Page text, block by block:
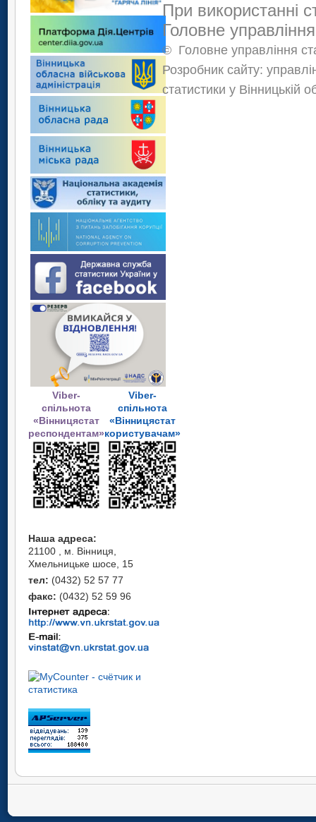
Viber-
спільнота
«Вінницястат
респондентам»
Viber-
спільнота
«Вінницястат
користувачам»
Наша адреса:
21100 , м. Вінниця,
Хмельницьке шосе, 15
тел: (0432) 52 57 77
факс: (0432) 52 59 96
При використанні
Головне
© Головне управління
Розробник сайту:
статистики у Вінницькій